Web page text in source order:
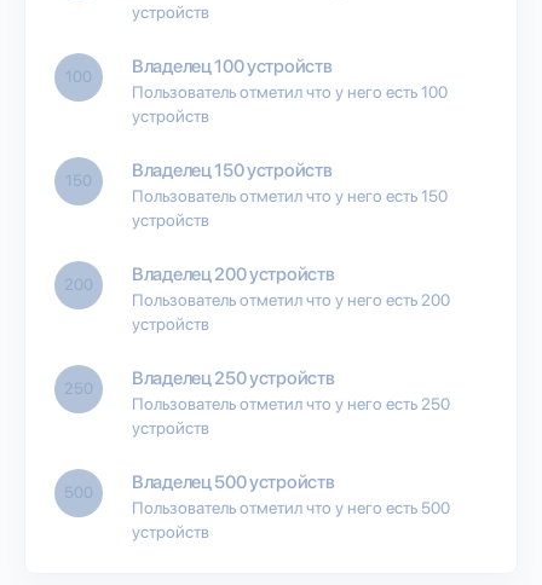
устройств
100 Владелец 100 устройств
Пользователь отметил что у него есть 100
устройств
150 Владелец 150 устройств
Пользователь отметил что у него есть 150
устройств
200 Владелец 200 устройств
Пользователь отметил что у него есть 200
устройств
250 Владелец 250 устройств
Пользователь отметил что у него есть 250
устройств
500 Владелец 500 устройств
Пользователь отметил что у него есть 500
устройств